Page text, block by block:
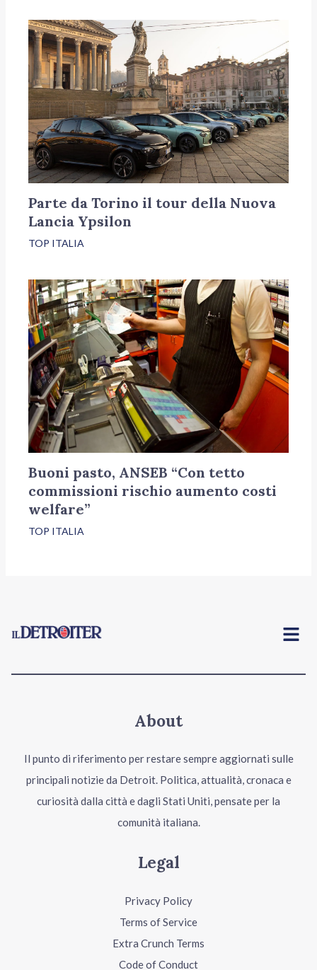
Parte da Torino il tour della Nuova
Lancia Ypsilon
TOP ITALIA
Buoni pasto, ANSEB “Con tetto
commissioni rischio aumento costi
welfare”
TOP ITALIA
Menu
About
Il punto di riferimento per restare sempre aggiornati sulle
principali notizie da Detroit. Politica, attualità, cronaca e
curiosità dalla città e dagli Stati Uniti, pensate per la
comunità italiana.
Legal
Privacy Policy
Terms of Service
Extra Crunch Terms
Code of Conduct